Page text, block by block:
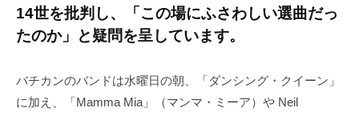
a
h
y
a
メ
ン
ト
14世を批判し、「この場にふさわしい選曲だっ
たのか」と疑問を呈しています。
バチカンのバンドは水曜日の朝、「ダンシング・クイーン」
に加え、「Mamma Mia」（マンマ・ミーア）や Neil